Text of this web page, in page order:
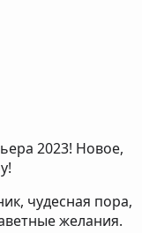
2023! Новое,
чудесная пора,
желания.